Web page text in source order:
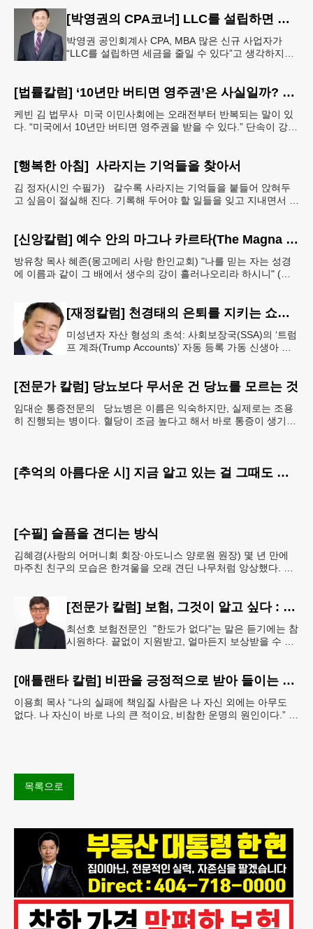
[박영권의 CPA코너] LLC를 설립하면 정말 세금이 줄어들까요?
박영권 공인회계사 CPA, MBA 많은 신규 사업자가
“LLC를 설립하면 세금을 줄일 수 있다”고 생각하지만,
[법률칼럼] ‘10년만 버티면 영주권’은 사실일까? 42B 제도의 진실
케빈 김 법무사 미국 이민사회에는 오래전부터 반복되는 말이 있
다. “미국에서 10년만 버티면 영주권을 받을 수 있다.” 단속이 강화
[행복한 아침] 사라지는 기억들을 찾아서
김 정자(시인 수필가) 갈수록 사라지는 기억들을 붙들어 앉혀두
고 싶음이 절실해 진다. 기록해 두어야 할 일들을 잊고 지내면서 아
[신앙칼럼] 예수 안의 마그나 카르타(The Magna Carta in Jesus, 요한복음John 7:38)
방유창 목사 혜존(몽고메리 사랑 한인교회) "나를 믿는 자는 성경
에 이름과 같이 그 배에서 생수의 강이 흘러나오리라 하시니" (요
[재정칼럼] 천경태의 은퇴를 지키는 쇼셜시큐리티 인사이트 - 은퇴와 생활의 기초를 지키는 가장 현실적인 제도 읽기 (18)
미성년자 자산 형성의 초석: 사회보장국(SSA)의 ‘트럼
프 계좌(Trump Accounts)’ 자동 등록 가동 신생아 출
[전문가 칼럼] 당뇨보다 무서운 건 당뇨를 모르는 것
임대순 통증전문의 당뇨병은 이름은 익숙하지만, 실제로는 조용
히 진행되는 병이다. 혈당이 조금 높다고 해서 바로 통증이 생기거
[추억의 아름다운 시] 지금 알고 있는 걸 그때도 알았더라면
[수필] 슬픔을 견디는 방식
김혜경(사랑의 어머니회 회장·아도니스 양로원 원장) 몇 년 만에
마주친 친구의 모습은 한겨울을 오래 견딘 나무처럼 앙상했다. 핏
[전문가 칼럼] 보험, 그것이 알고 싶다 : 주택보험, 보상 한도액은 얼마나 가입해야 할까?
최선호 보험전문인 "한도가 없다"는 말은 듣기에는 참
시원하다. 끝없이 지원받고, 얼마든지 보상받을 수 있
[애틀랜타 칼럼] 비판을 긍정적으로 받아 들이는 마음
이용희 목사 “나의 실패에 책임질 사람은 나 자신 외에는 아무도
없다. 나 자신이 바로 나의 큰 적이요, 비참한 운명의 원인이다.” 이
목록으로